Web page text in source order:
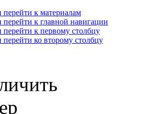
перейти к материалам
перейти к главной навигации
перейти к первому столбцу
ко второму столбцу